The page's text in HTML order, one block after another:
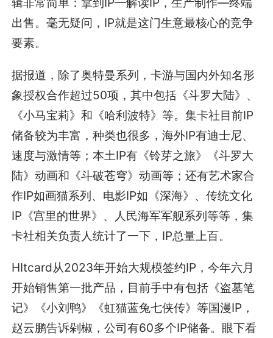
出售。毫无疑问，IP就是这门生意最核心的竞争
要素。
据报道，除了奥特曼系列，卡游与国内外知名形
象授权合作超过50项，其中包括《斗罗大陆》、
《小马宝莉》和《哈利波特》等。集卡社目前IP
储备较为丰富，种类也很多，海外IP有迪士尼、
速度与激情等；本土IP有《铃芽之旅》《斗罗大
陆》动画和《斗破苍穹》动画等；还有艺术家合
作IP如画猫系列、电影IP如《深海》、传统文化
IP《宫里的世界》、人民海军军舰系列等等，集
卡社相关负责人统计了一下，IP总量上百。
HItcard从2023年开始大规模签约IP，今年六月
开始销售第一批产品，目前手中有包括《盗墓笔
记》《小刘鸭》《虹猫蓝兔七侠传》等国漫IP，
赵云鹏告诉剁椒，公司有60多个IP储备。眼下看